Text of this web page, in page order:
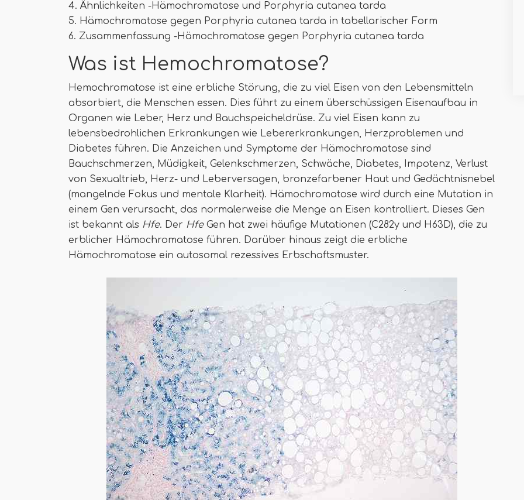
4. Ähnlichkeiten -Hämochromatose und Porphyria cutanea tarda
5. Hämochromatose gegen Porphyria cutanea tarda in tabellarischer Form
6. Zusammenfassung -Hämochromatose gegen Porphyria cutanea tarda
Was ist Hemochromatose?
Hemochromatose ist eine erbliche Störung, die zu viel Eisen von den Lebensmitteln
absorbiert, die Menschen essen. Dies führt zu einem überschüssigen Eisenaufbau in
Organen wie Leber, Herz und Bauchspeicheldrüse. Zu viel Eisen kann zu
lebensbedrohlichen Erkrankungen wie Lebererkrankungen, Herzproblemen und
Diabetes führen. Die Anzeichen und Symptome der Hämochromatose sind
Bauchschmerzen, Müdigkeit, Gelenkschmerzen, Schwäche, Diabetes, Impotenz, Verlust
von Sexualtrieb, Herz- und Leberversagen, bronzefarbener Haut und Gedächtnisnebel
(mangelnde Fokus und mentale Klarheit). Hämochromatose wird durch eine Mutation in
einem Gen verursacht, das normalerweise die Menge an Eisen kontrolliert. Dieses Gen
ist bekannt als Hfe. Der Hfe Gen hat zwei häufige Mutationen (C282y und H63D), die zu
erblicher Hämochromatose führen. Darüber hinaus zeigt die erbliche
Hämochromatose ein autosomal rezessives Erbschaftsmuster.